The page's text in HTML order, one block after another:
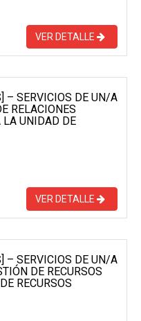
VER DETALLE
– SERVICIOS DE UN/A
RELACIONES
LA UNIDAD DE
VER DETALLE
– SERVICIOS DE UN/A
DE RECURSOS
RECURSOS